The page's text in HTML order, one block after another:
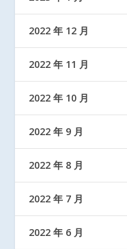
2022 年 12 月
2022 年 11 月
2022 年 10 月
2022 年 9 月
2022 年 8 月
2022 年 7 月
2022 年 6 月